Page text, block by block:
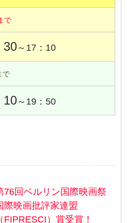
で
30～17：10
で
10～19：50
76回ベルリン国際映画祭
際映画批評家連盟
（FIPRESCI）賞受賞！